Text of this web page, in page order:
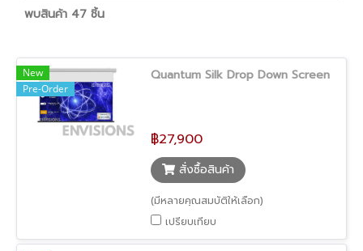
พบสินค้า 47 ชิ้น
New
Pre-Order
Quantum Silk Drop Down Screen
฿27,900
สั่งซื้อสินค้า
(มีหลายคุณสมบัติให้เลือก)
เปรียบเทียบ